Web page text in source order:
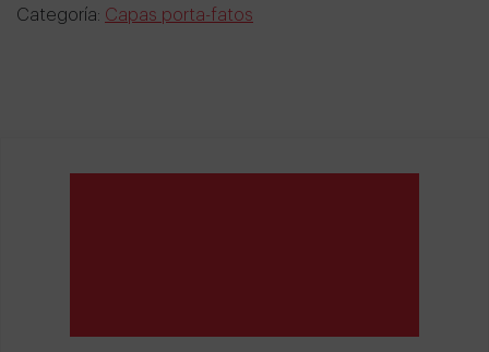
Categoría: Capas porta-fatos